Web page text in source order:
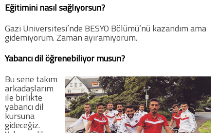
Eğitimini nasıl sağlıyorsun?
Gazi Üniversitesi’nde BESYO Bölümü’nü kazandım ama
gidemiyorum. Zaman ayıramıyorum.
Yabancı dil öğrenebiliyor musun?
Bu sene takım
arkadaşlarım
ile birlikte
yabancı dil
kursuna
gideceğiz.